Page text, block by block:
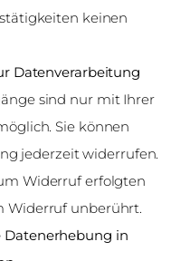
keinen
Datenverarbeitung
sind nur mit Ihrer
Sie können
jederzeit widerrufen.
Widerruf erfolgten
Widerruf unberührt.
Datenerhebung in